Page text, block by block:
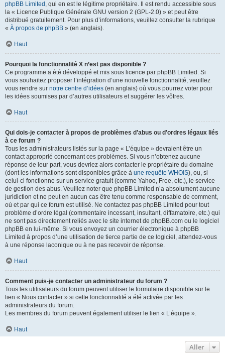
phpBB Limited , qui en est le légitime propriétaire. Il est rendu accessible sous
la « Licence Publique Générale GNU version 2 (GPL-2.0) » et peut être
distribué gratuitement. Pour plus d’informations, veuillez consulter la rubrique
« À propos de phpBB » (en anglais).
Haut
Pourquoi la fonctionnalité X n’est pas disponible ?
Ce programme a été développé et mis sous licence par phpBB Limited. Si
vous souhaitez proposer l’intégration d’une nouvelle fonctionnalité, veuillez
vous rendre sur notre centre d’idées (en anglais) où vous pourrez voter pour
les idées soumises par d’autres utilisateurs et suggérer les vôtres.
Haut
Qui dois-je contacter à propos de problèmes d’abus ou d’ordres légaux liés
à ce forum ?
Tous les administrateurs listés sur la page « L’équipe » devraient être un
contact approprié concernant ces problèmes. Si vous n’obtenez aucune
réponse de leur part, vous devriez alors contacter le propriétaire du domaine
(dont les informations sont disponibles grâce à une requête WHOIS), ou, si
celui-ci fonctionne sur un service gratuit (comme Yahoo, Free, etc.), le service
de gestion des abus. Veuillez noter que phpBB Limited n’a absolument aucune
juridiction et ne peut en aucun cas être tenu comme responsable de comment,
où et par qui ce forum est utilisé. Ne contactez pas phpBB Limited pour tout
problème d’ordre légal (commentaire incessant, insultant, diffamatoire, etc.) qui
ne sont pas directement reliés avec le site internet de phpBB.com ou le logiciel
phpBB en lui-même. Si vous envoyez un courrier électronique à phpBB
Limited à propos d’une utilisation de tierce partie de ce logiciel, attendez-vous
à une réponse laconique ou à ne pas recevoir de réponse.
Haut
Comment puis-je contacter un administrateur du forum ?
Tous les utilisateurs du forum peuvent utiliser le formulaire disponible sur le
lien « Nous contacter » si cette fonctionnalité a été activée par les
administrateurs du forum.
Les membres du forum peuvent également utiliser le lien « L’équipe ».
Haut
Aller